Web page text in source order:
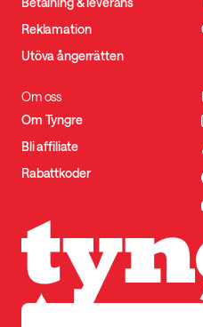
Reklamation
Utöva ångerrätten
Om oss
Om Tyngre
Bli affiliate
Rabattkoder